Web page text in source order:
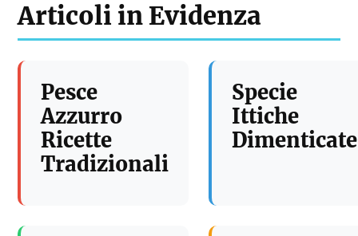
Articoli in Evidenza
Pesce
Azzurro
Ricette
Tradizionali
Specie
Ittiche
Dimenticate